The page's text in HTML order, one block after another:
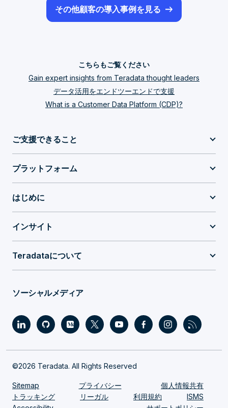
その他顧客の導入事例を見る
こちらもご覧ください
Gain expert insights from Teradata thought leaders
データ活用をエンドツーエンドで支援
What is a Customer Data Platform (CDP)?
ご支援できること
プラットフォーム
はじめに
インサイト
Teradataについて
ソーシャルメディア
©2026 Teradata. All Rights Reserved
Sitemap プライバシー
個人情報共有
トラッキング
リーガル 利用規約
ISMS